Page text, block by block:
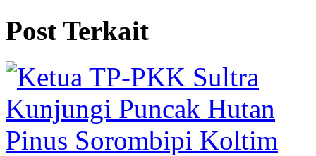
Post Terkait